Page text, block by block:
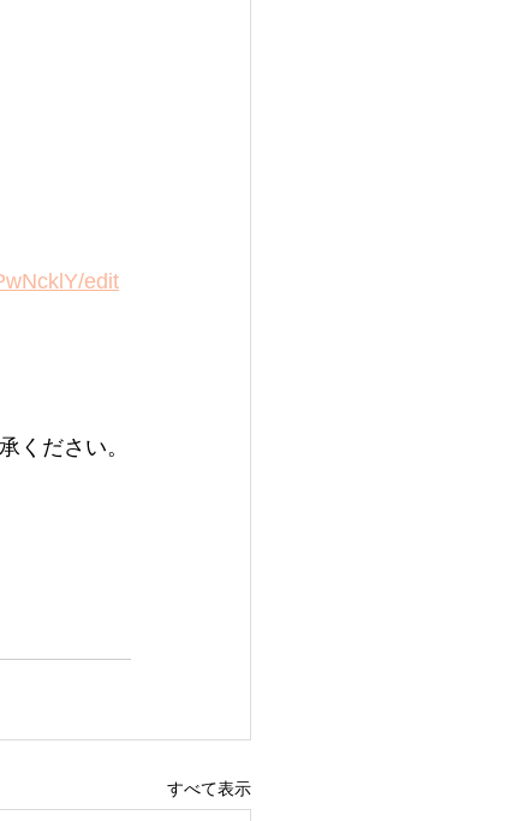
edit
ください。
すべて表示